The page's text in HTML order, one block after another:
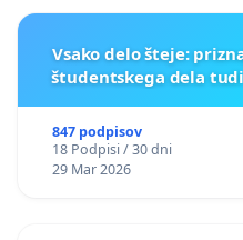
Vsako delo šteje:
študentskega dela
847 podpisov
18 Podpisi / 30 dni
29 Mar 2026